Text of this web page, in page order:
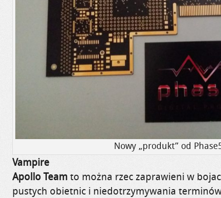
Nowy „produkt” od
Vampire
Apollo Teamto można rzec zaprawieni w
pustych obietnic i niedotrzymywania